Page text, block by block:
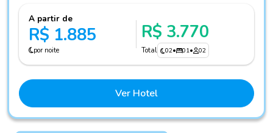
A partir de
R$ 1.885
por noite
R$ 3.770
Total 02• 01• 02
Ver Hotel